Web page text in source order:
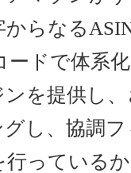
らなるASIN
ードで体系
を提供し
し、協調
っている